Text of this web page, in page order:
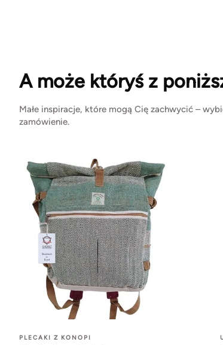
A może któryś z
Małe inspiracje, które mogą Cię zachwycić –
zamówienie.
PLECAKI Z KONOPI